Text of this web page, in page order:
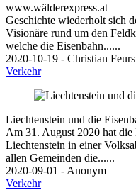
www.wälderexpress.at
Geschichte wiederholt sich
Visionäre rund um den
welche die Eisenbahn......
2020-10-19 - Christian
Verkehr
Liechtenstein und die
Am 31. August 2020 hat
Liechtenstein in einer
allen Gemeinden die......
2020-09-01 - Anonym
Verkehr